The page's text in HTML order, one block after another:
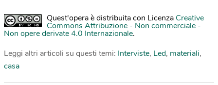
Quest'opera è distribuita con Licenza Creative
Commons Attribuzione - Non commerciale -
Non opere derivate 4.0 Internazionale.
Leggi altri articoli su questi temi: Interviste, Led, materiali,
casa